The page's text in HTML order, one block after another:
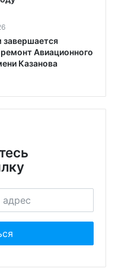
Авиационного
Казанова